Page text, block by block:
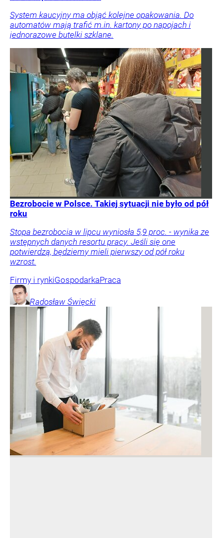
System kaucyjny ma objąć kolejne opakowania. Do
automatów mają trafić m.in. kartony po napojach i
jednorazowe butelki szklane.
Bezrobocie w Polsce. Takiej sytuacji nie było od pół
roku
Stopa bezrobocia w lipcu wyniosła 5,9 proc. - wynika ze
wstępnych danych resortu pracy. Jeśli się one
potwierdzą, będziemy mieli pierwszy od pół roku
wzrost.
Firmy i rynkiGospodarkaPraca
Radosław Święcki